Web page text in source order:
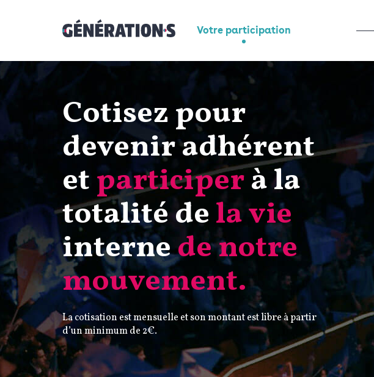
Votre participation
Cotisez pour
devenir adhérent
etparticiperà la
totalité dela vie
internede notre
mouvement.
La cotisation est mensuelle et son montant est libre à partir
d’un minimum de 2€.